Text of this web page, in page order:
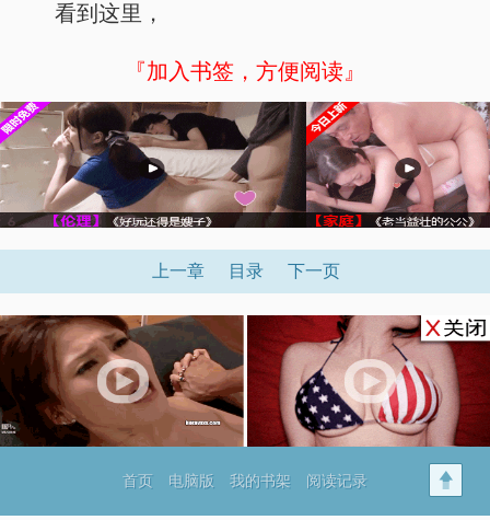
看到这里，
『加入书签，方便阅读』
上一章 目录 下一页
首页 电脑版 我的书架 阅读记录